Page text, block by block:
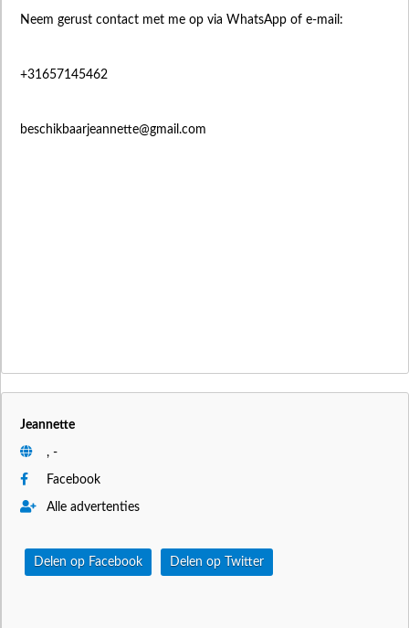
Neem gerust contact met me op via WhatsApp of e-mail:
+31657145462
beschikbaarjeannette@gmail.com
Jeannette
, -
Facebook
Alle advertenties
Delen op Facebook Delen op Twitter